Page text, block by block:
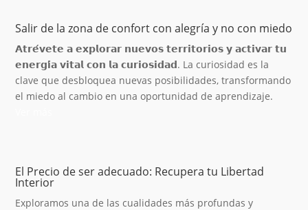
Salir de la zona de confort con alegría y no con miedo
𝗔𝘁𝗿𝗲́𝘃𝗲𝘁𝗲 𝗮 𝗲𝘅𝗽𝗹𝗼𝗿𝗮𝗿 𝗻𝘂𝗲𝘃𝗼𝘀 𝘁𝗲𝗿𝗿𝗶𝘁𝗼𝗿𝗶𝗼𝘀 𝘆 𝗮𝗰𝘁𝗶𝘃𝗮𝗿 𝘁𝘂
𝗲𝗻𝗲𝗿𝗴𝗶́𝗮 𝘃𝗶𝘁𝗮𝗹 𝗰𝗼𝗻 𝗹𝗮 𝗰𝘂𝗿𝗶𝗼𝘀𝗶𝗱𝗮𝗱. La curiosidad es la
clave que desbloquea nuevas posibilidades, transformando
el miedo al cambio en una oportunidad de aprendizaje.
El Precio de ser adecuado: Recupera tu Libertad
Interior
Exploramos una de las cualidades más profundas y